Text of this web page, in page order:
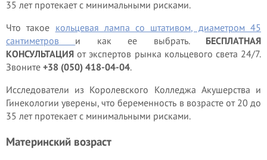
35 лет протекает с минимальными рисками.
Что такое кольцевая лампа со штативом, диаметром 45
сантиметров и как ее выбрать. БЕСПЛАТНАЯ
КОНСУЛЬТАЦИЯ от экспертов рынка кольцевого света 24/7.
Звоните +38 (050) 418-04-04.
Исследователи из Королевского Колледжа Акушерства и
Гинекологии уверены, что беременность в возрасте от 20 до
35 лет протекает с минимальными рисками.
Материнский возраст